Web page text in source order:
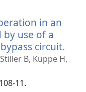
вікні)in an
by use of a
circuit.
у
B, Kuppe H,
11.